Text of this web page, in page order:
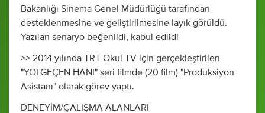
Bakanlığı Sinema Genel Müdürlüğü tarafından
desteklenmesine ve geliştirilmesine layık görüldü.
Yazılan senaryo beğenildi, kabul edildi
>> 2014 yılında TRT Okul TV için gerçekleştirilen
"YOLGEÇEN HANI" seri filmde (20 film) "Prodüksiyon
Asistanı" olarak görev yaptı.
DENEYİM/ÇALIŞMA ALANLARI